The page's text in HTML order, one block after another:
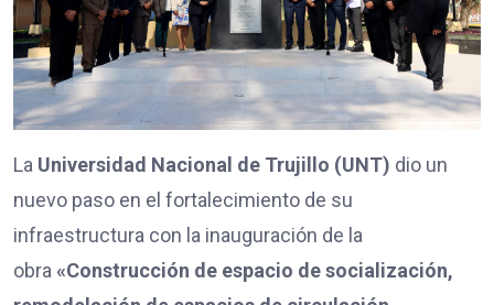
La Universidad Nacional de Trujillo (UNT) dio un
nuevo paso en el fortalecimiento de su
infraestructura con la inauguración de la
obra «Construcción de espacio de socialización,